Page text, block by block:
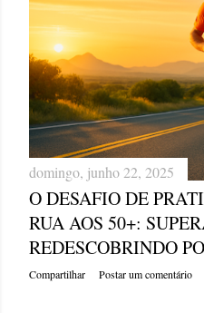
domingo, junho 22, 2025
O DESAFIO DE
RUA AOS 50+:
REDESCOBRINDO
Compartilhar Postar um comentário